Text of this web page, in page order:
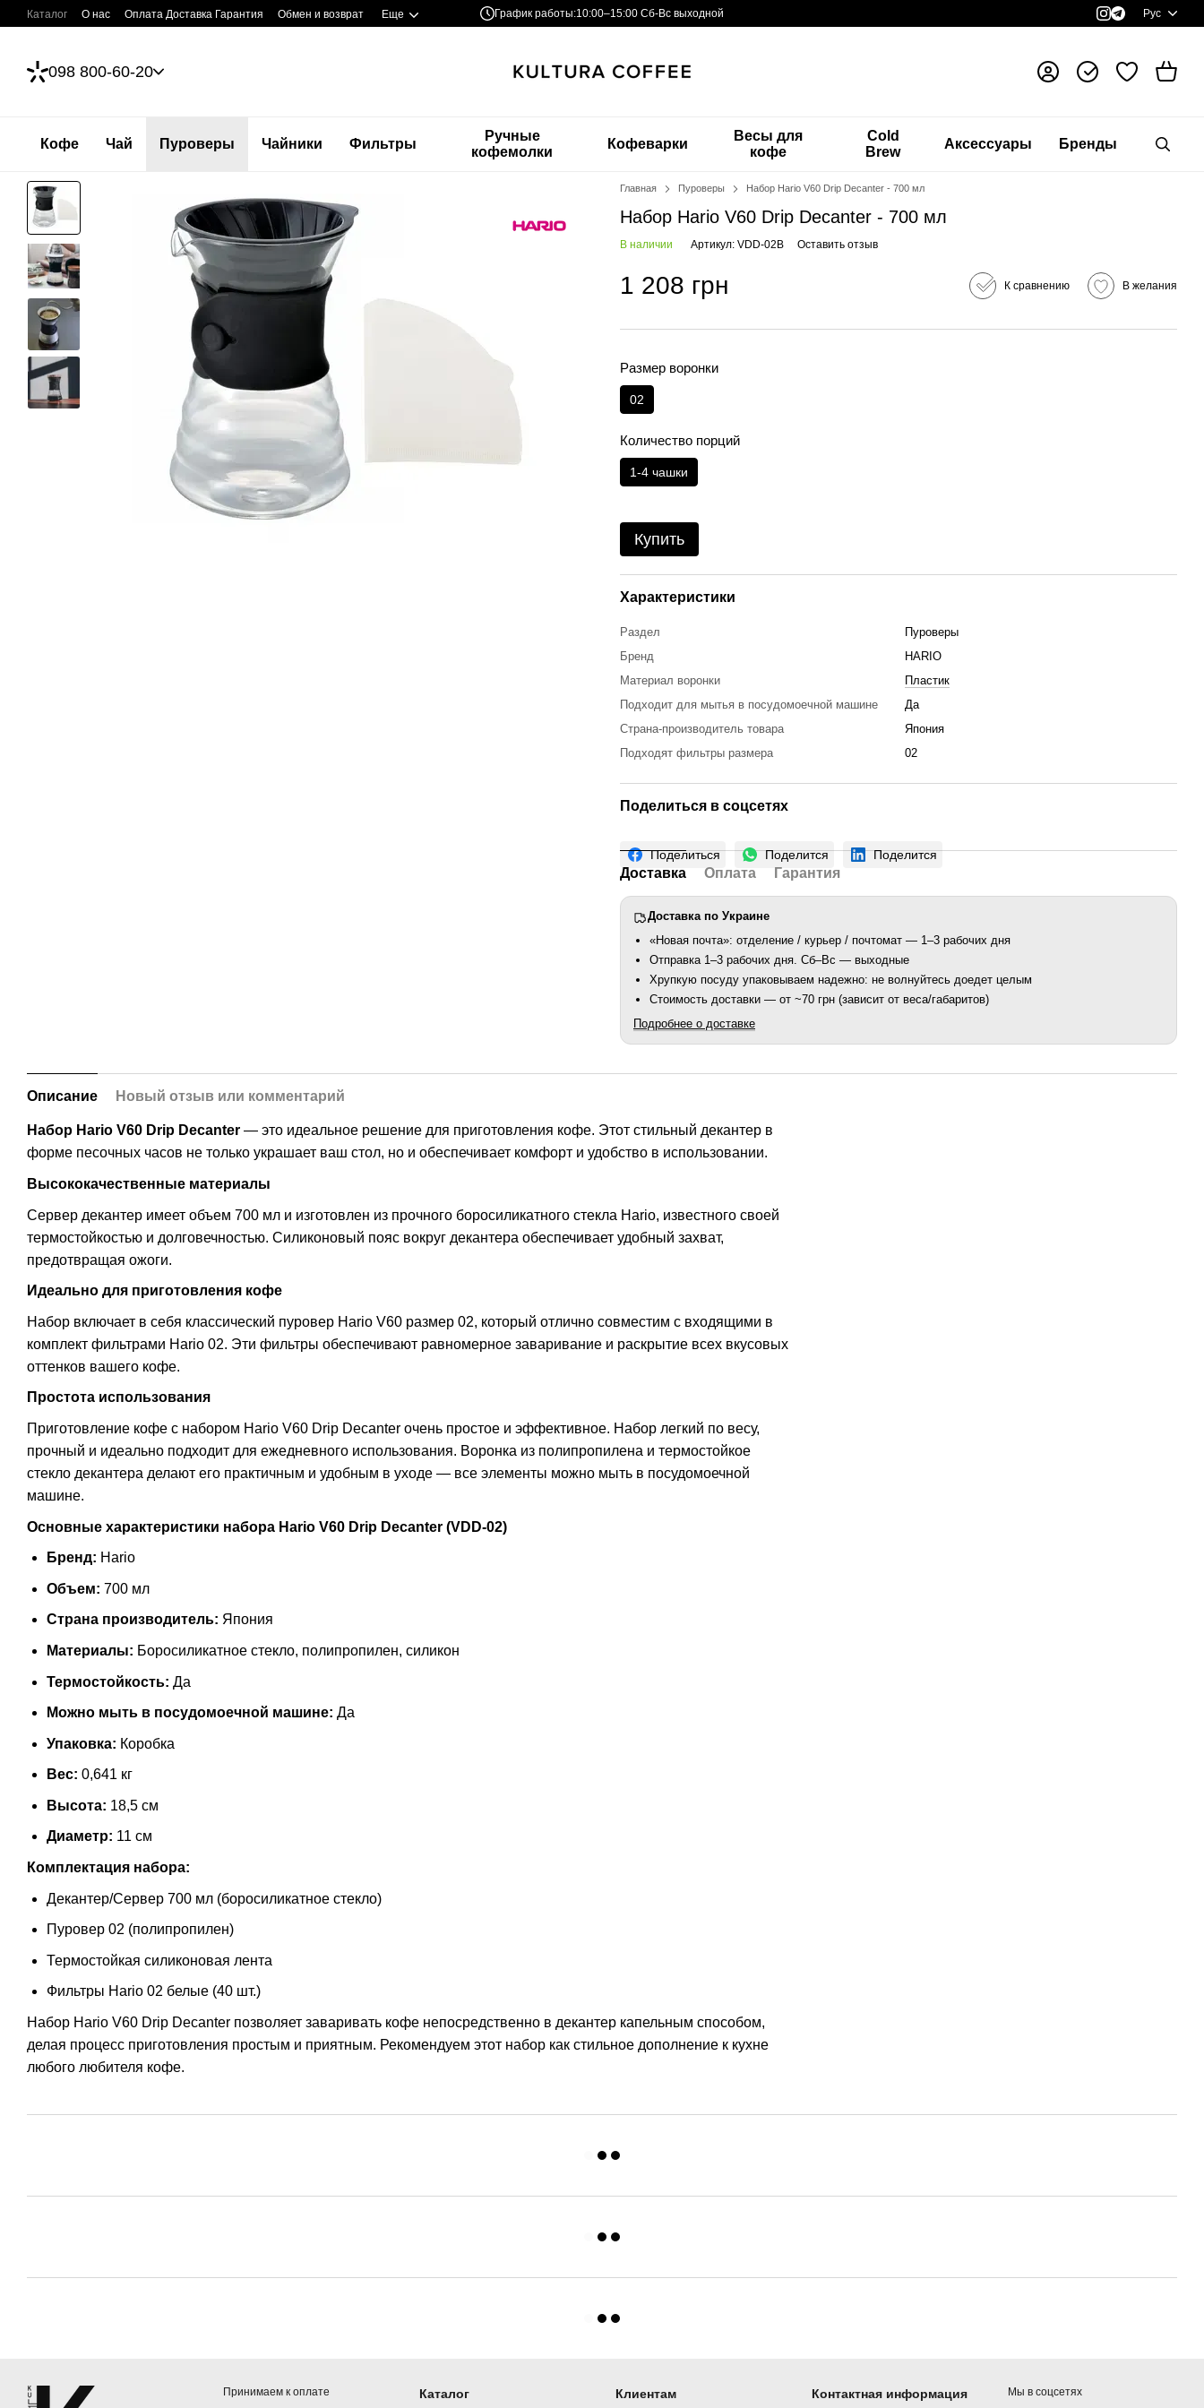
Перейти к основному контенту
Каталог О нас Оплата Доставка Гарантия Обмен и возврат Еще График работы:10:00–15:00 Сб-Вс выходной Рус
098 800-60-20
Кофе Чай Пуроверы Чайники Фильтры
Ручные
кофемолки
Кофеварки
Весы для
кофе
Cold
Brew
Аксессуары Бренды
Главная Пуроверы Набор Hario V60 Drip Decanter - 700 мл
Набор Hario V60 Drip Decanter - 700 мл
В наличии Артикул: VDD-02B Оставить отзыв
1 208 грн К сравнению В желания
Размер воронки
02
Количество порций
1-4 чашки
Купить
Характеристики
Раздел
Пуроверы
Бренд
HARIO
Материал воронки
Пластик
Подходит для мытья в посудомоечной машине
Да
Страна-производитель товара
Япония
Подходят фильтры размера
02
Поделиться в соцсетях
Поделиться Поделится Поделится
Доставка Оплата Гарантия
Доставка по Украине
«Новая почта»: отделение / курьер / почтомат — 1–3 рабочих дня
Отправка 1–3 рабочих дня. Сб–Вс — выходные
Хрупкую посуду упаковываем надежно: не волнуйтесь доедет целым
Стоимость доставки — от ~70 грн (зависит от веса/габаритов)
Подробнее о доставке
Описание Новый отзыв или комментарий
Набор Hario V60 Drip Decanter — это идеальное решение для приготовления кофе. Этот стильный декантер в
форме песочных часов не только украшает ваш стол, но и обеспечивает комфорт и удобство в использовании.
Высококачественные материалы
Сервер декантер имеет объем 700 мл и изготовлен из прочного боросиликатного стекла Hario, известного своей
термостойкостью и долговечностью. Силиконовый пояс вокруг декантера обеспечивает удобный захват,
предотвращая ожоги.
Идеально для приготовления кофе
Набор включает в себя классический пуровер Hario V60 размер 02, который отлично совместим с входящими в
комплект фильтрами Hario 02. Эти фильтры обеспечивают равномерное заваривание и раскрытие всех вкусовых
оттенков вашего кофе.
Простота использования
Приготовление кофе с набором Hario V60 Drip Decanter очень простое и эффективное. Набор легкий по весу,
прочный и идеально подходит для ежедневного использования. Воронка из полипропилена и термостойкое
стекло декантера делают его практичным и удобным в уходе — все элементы можно мыть в посудомоечной
машине.
Основные характеристики набора Hario V60 Drip Decanter (VDD-02)
Бренд: Hario
Объем: 700 мл
Страна производитель: Япония
Материалы: Боросиликатное стекло, полипропилен, силикон
Термостойкость: Да
Можно мыть в посудомоечной машине: Да
Упаковка: Коробка
Вес: 0,641 кг
Высота: 18,5 см
Диаметр: 11 см
Комплектация набора:
Декантер/Сервер 700 мл (боросиликатное стекло)
Пуровер 02 (полипропилен)
Термостойкая силиконовая лента
Фильтры Hario 02 белые (40 шт.)
Набор Hario V60 Drip Decanter позволяет заваривать кофе непосредственно в декантер капельным способом,
делая процесс приготовления простым и приятным. Рекомендуем этот набор как стильное дополнение к кухне
любого любителя кофе.
Принимаем к оплате Каталог Клиентам Контактная информация Мы в соцсетях